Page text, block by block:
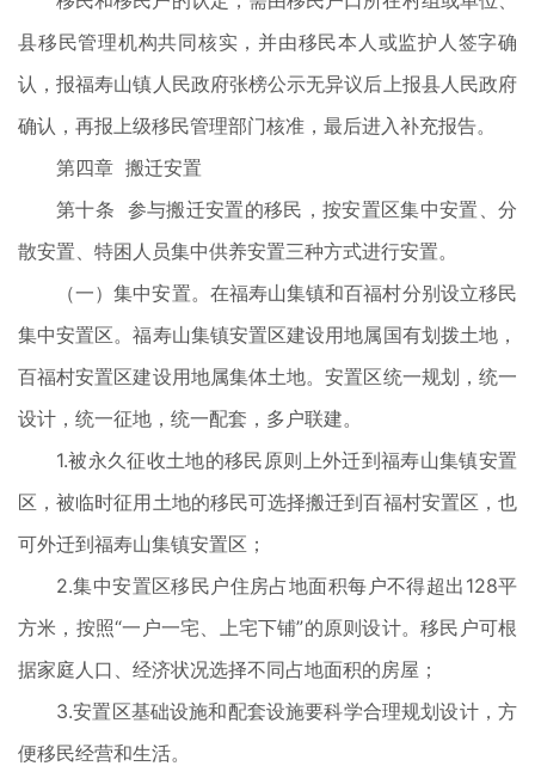
县移民管理机构共同核实，并由移民本人或监护人签字确
认，报福寿山镇人民政府张榜公示无异议后上报县人民政府
确认，再报上级移民管理部门核准，最后进入补充报告。
第四章 搬迁安置
第十条 参与搬迁安置的移民，按安置区集中安置、分
散安置、特困人员集中供养安置三种方式进行安置。
（一）集中安置。在福寿山集镇和百福村分别设立移民
集中安置区。福寿山集镇安置区建设用地属国有划拨土地，
百福村安置区建设用地属集体土地。安置区统一规划，统一
设计，统一征地，统一配套，多户联建。
1.被永久征收土地的移民原则上外迁到福寿山集镇安置
区，被临时征用土地的移民可选择搬迁到百福村安置区，也
可外迁到福寿山集镇安置区；
2.集中安置区移民户住房占地面积每户不得超出128平
方米，按照“一户一宅、上宅下铺”的原则设计。移民户可根
据家庭人口、经济状况选择不同占地面积的房屋；
3.安置区基础设施和配套设施要科学合理规划设计，方
便移民经营和生活。